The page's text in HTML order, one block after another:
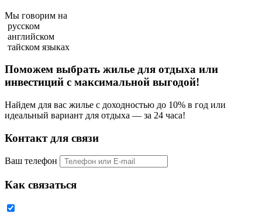
Мы говорим на
русском
английском
тайском языках
Поможем выбрать жилье для отдыха или
инвестиций с максимальной выгодой!
Найдем для вас жилье с доходностью до 10% в год или
идеальный вариант для отдыха — за 24 часа!
Контакт для связи
Ваш телефон
Как связаться